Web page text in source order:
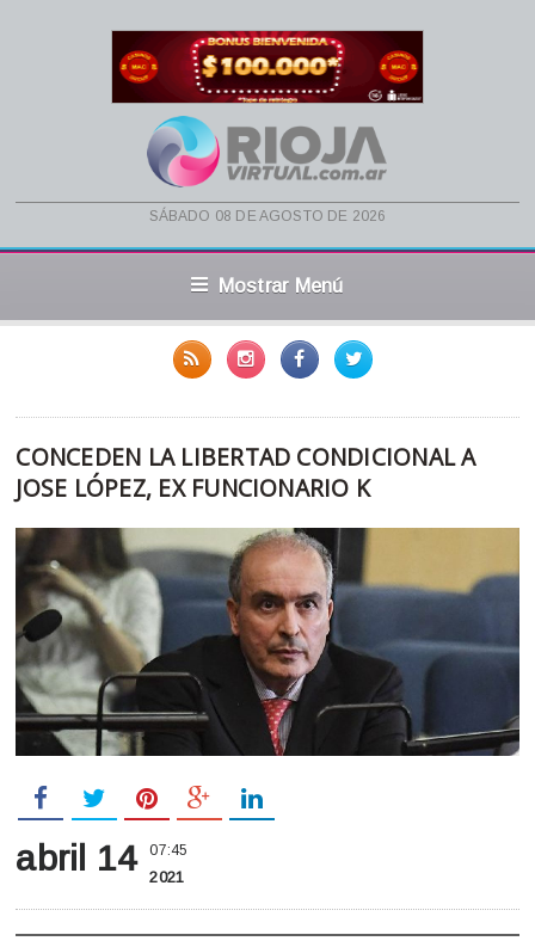
sábado 08 de agosto de 2026
Mostrar Menú
CONCEDEN LA LIBERTAD CONDICIONAL A
JOSE LÓPEZ, EX FUNCIONARIO K
abril 14 07:45
2021